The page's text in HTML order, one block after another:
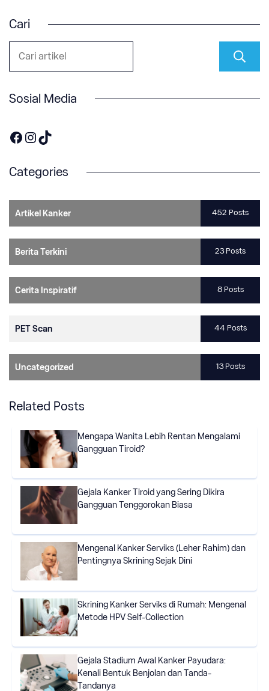
Cari
Sosial Media
https://www.facebook.com/OneOnco-104876148400857
https://www.instagram.com/accounts/login/?next=/one.onco/
TikTok
Categories
Artikel Kanker 452 Posts
Berita Terkini 23 Posts
Cerita Inspiratif 8 Posts
PET Scan 44 Posts
Uncategorized 13 Posts
Related Posts
Mengapa Wanita Lebih Rentan Mengalami
Gangguan Tiroid?
Gejala Kanker Tiroid yang Sering Dikira
Gangguan Tenggorokan Biasa
Mengenal Kanker Serviks (Leher Rahim) dan
Pentingnya Skrining Sejak Dini
Skrining Kanker Serviks di Rumah: Mengenal
Metode HPV Self-Collection
Gejala Stadium Awal Kanker Payudara:
Kenali Bentuk Benjolan dan Tanda-
Tandanya